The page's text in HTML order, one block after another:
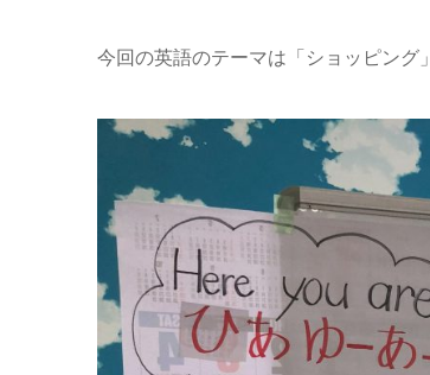
今回の英語のテーマは「ショッピング」